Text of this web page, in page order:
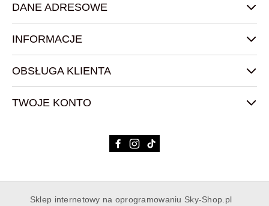
DANE ADRESOWE
INFORMACJE
OBSŁUGA KLIENTA
TWOJE KONTO
Sklep internetowy na oprogramowaniu Sky-Shop.pl